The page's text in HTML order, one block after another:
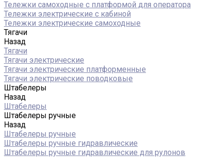
Тележки самоходные с платформой для оператора
Тележки электрические с кабиной
Тележки электрические самоходные
Тягачи
Назад
Тягачи
Тягачи электрические
Тягачи электрические платформенные
Тягачи электрические поводковые
Штабелеры
Назад
Штабелеры
Штабелеры ручные
Назад
Штабелеры ручные
Штабелеры ручные гидравлические
Штабелеры ручные гидравлические для рулонов